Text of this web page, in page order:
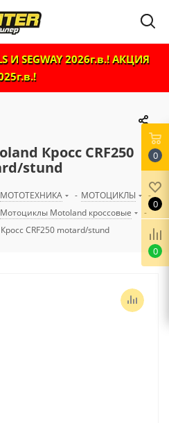
И SEGWAY 2026г.в.! АКЦИЯ
Кросс CRF250
stund
МОТОТЕХНИКА - МОТОЦИКЛЫ
-
Мотоциклы Motoland кроссовые
-
CRF250 motard/stund
0
0
0